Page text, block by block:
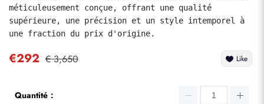
méticuleusement conçue, offrant une qualité
supérieure, une précision et un style intemporel à
une fraction du prix d'origine.
€292 € 3,650 Like
Quantité：